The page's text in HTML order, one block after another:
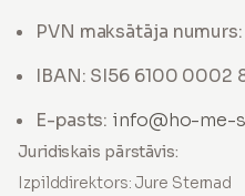
PVN maksātāja
IBAN: SI56 6100 0002
E-pasts: info@ho-me-
Juridiskais pārstāvis:
Izpilddirektors: Jure Sternad